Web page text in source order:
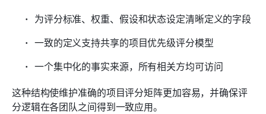
为评分标准、权重、假设和状态设定清晰定义的字段
一致的定义支持共享的项目优先级评分模型
一个集中化的事实来源，所有相关方均可访问
这种结构使维护准确的项目评分矩阵更加容易，并确保评
分逻辑在各团队之间得到一致应用。